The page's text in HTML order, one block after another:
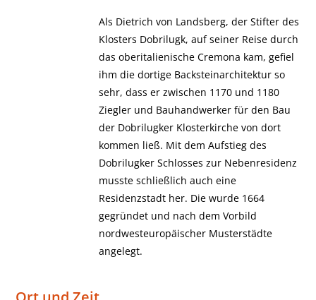
Als Dietrich von Landsberg, der Stifter des
Klosters Dobrilugk, auf seiner Reise durch
das oberitalienische Cremona kam, gefiel
ihm die dortige Backsteinarchitektur so
sehr, dass er zwischen 1170 und 1180
Ziegler und Bauhandwerker für den Bau
der Dobrilugker Klosterkirche von dort
kommen ließ. Mit dem Aufstieg des
Dobrilugker Schlosses zur Nebenresidenz
musste schließlich auch eine
Residenzstadt her. Die wurde 1664
gegründet und nach dem Vorbild
nordwesteuropäischer Musterstädte
angelegt.